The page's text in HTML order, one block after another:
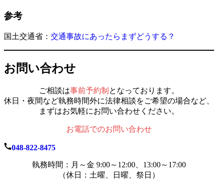
参考
国土交通省： 交通事故にあったらまずどうする？
お問い合わせ
ご相談は事前予約制 となっております。
休日・夜間など執務時間外に法律相談をご希望の場合など、
まずはお気軽にお問い合わせください。
お電話でのお問い合わせ
048-822-8475
執務時間：月～金 9:00～12:00、13:00～17:00
（休日：土曜、日曜、祭日）